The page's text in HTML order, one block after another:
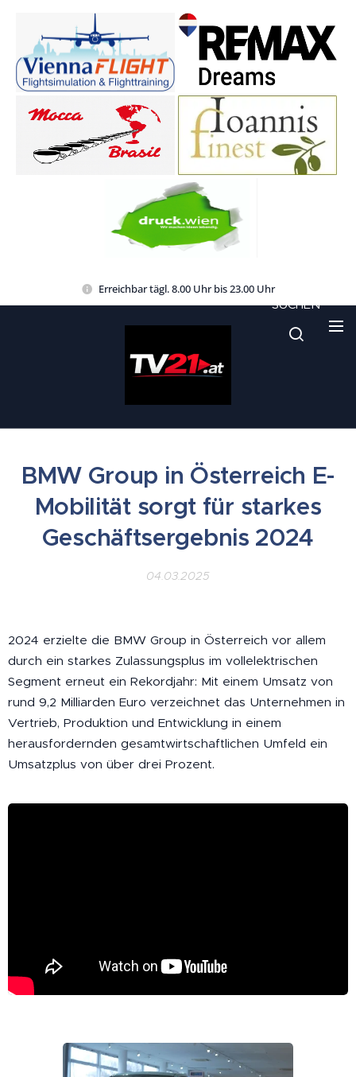
Erreichbar tägl. 8.00 Uhr bis 23.00 Uhr
SUCHEN
BMW Group in Österreich E-
Mobilität sorgt für starkes
Geschäftsergebnis 2024
04.03.2025
2024 erzielte die BMW Group in Österreich vor allem
durch ein starkes Zulassungsplus im vollelektrischen
Segment erneut ein Rekordjahr: Mit einem Umsatz von
rund 9,2 Milliarden Euro verzeichnet das Unternehmen in
Vertrieb, Produktion und Entwicklung in einem
herausfordernden gesamtwirtschaftlichen Umfeld ein
Umsatzplus von über drei Prozent.